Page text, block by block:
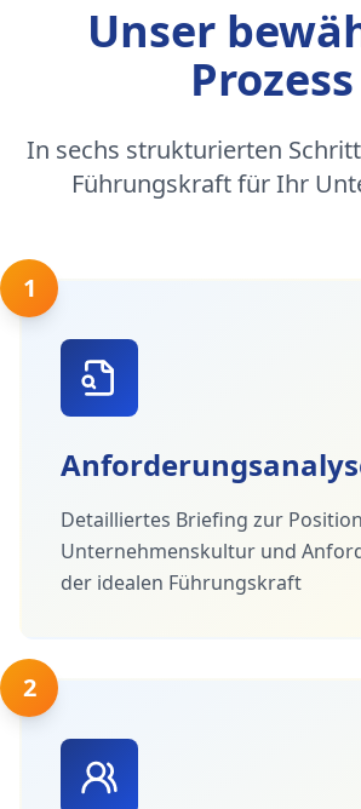
Unser
Prozess
In sechs strukturierten
Führungskraft für Ihr
1
Detailliertes Briefing zur
Unternehmenskultur und
der idealen Führungskraft
2